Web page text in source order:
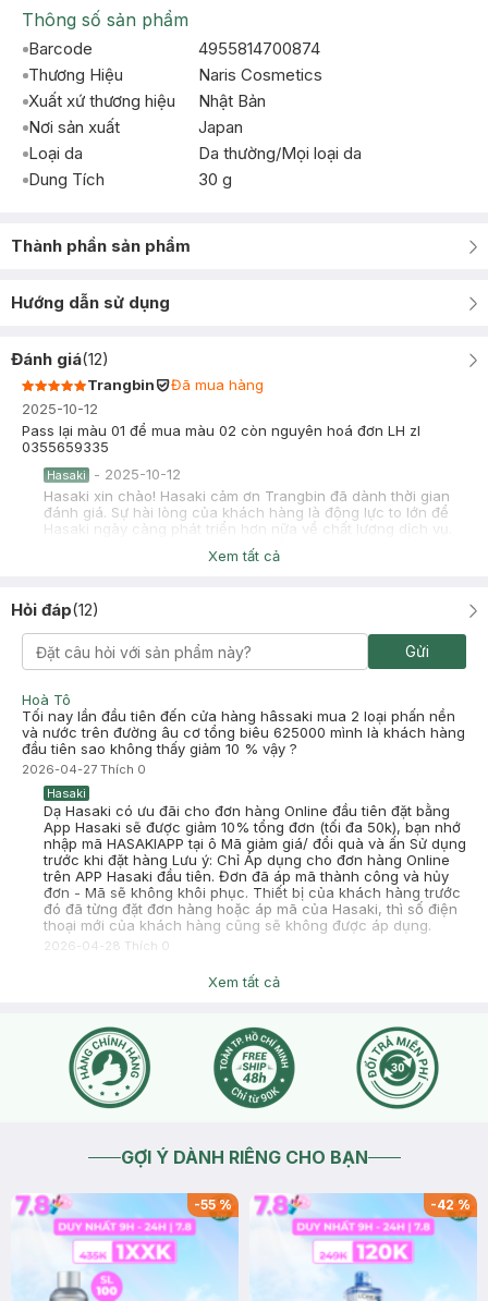
Thông số sản phẩm
Barcode
4955814700874
Thương Hiệu
Naris Cosmetics
Xuất xứ thương hiệu
Nhật Bản
Nơi sản xuất
Japan
Loại da
Da thường/Mọi loại da
Dung Tích
30 g
Thành phần sản phẩm
Hướng dẫn sử dụng
Đánh giá(12)
Trangbin
Đã mua hàng
2025-10-12
Pass lại màu 01 để mua màu 02 còn nguyên hoá đơn LH zl
0355659335
Hasaki - 2025-10-12
Hasaki xin chào! Hasaki cảm ơn Trangbin đã dành thời gian
đánh giá. Sự hài lòng của khách hàng là động lực to lớn để
Hasaki ngày càng phát triển hơn nữa về chất lượng dịch vụ.
Cảm ơn bạn đã tin tưởng và mua sắm tại Hasaki!
2025-04-13
Hasaki -2025-04-13
Hasaki xin chào! Hasaki cảm ơn Nhi Nhi đã dành thời gian
đánh giá. Sự hài lòng của khách hàng là động lực to lớn để
Hasaki ngày càng phát triển hơn nữa về chất lượng dịch vụ.
Cảm ơn bạn đã tin tưởng và mua sắm tại Hasaki!
Xem tất cả
Hỏi đáp(12)
Gửi
Hoà Tô
Tối nay lần đầu tiên đến cửa hàng hâssaki mua 2 loại phấn nền
và nước trên đường âu cơ tổng biêu 625000 mình là khách hàng
đầu tiên sao không thấy giảm 10 % vậy ?
2026-04-27 Thích 0
Hasaki
Dạ Hasaki có ưu đãi cho đơn hàng Online đầu tiên đặt bằng
App Hasaki sẽ được giảm 10% tổng đơn (tối đa 50k), bạn nhớ
nhập mã HASAKIAPP tại ô Mã giảm giá/ đổi quà và ấn Sử dụng
trước khi đặt hàng Lưu ý: Chỉ Áp dụng cho đơn hàng Online
trên APP Hasaki đầu tiên. Đơn đã áp mã thành công và hủy
đơn - Mã sẽ không khôi phục. Thiết bị của khách hàng trước
đó đã từng đặt đơn hàng hoặc áp mã của Hasaki, thì số điện
thoại mới của khách hàng cũng sẽ không được áp dụng.
2026-04-28 Thích 0
2025-11-16Thích0
Hasaki
Dạ Hasaki chào bạn, bạn vui lòng inbox Hasaki tình trạng da
hiện tại để tiện tư vấn hơn nhé
Xem tất cả
GỢI Ý DÀNH RIÊNG CHO BẠN
-55% -42%